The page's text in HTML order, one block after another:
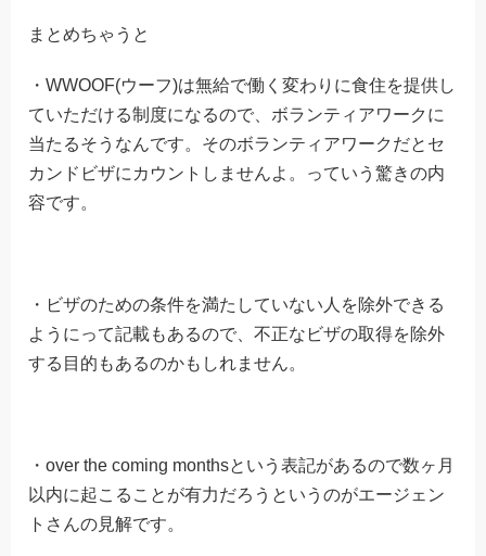
まとめちゃうと
・WWOOF(ウーフ)は無給で働く変わりに食住を提供し
ていただける制度になるので、ボランティアワークに
当たるそうなんです。そのボランティアワークだとセ
カンドビザにカウントしませんよ。っていう驚きの内
容です。
・ビザのための条件を満たしていない人を除外できる
ようにって記載もあるので、不正なビザの取得を除外
する目的もあるのかもしれません。
・over the coming monthsという表記があるので数ヶ月
以内に起こることが有力だろうというのがエージェン
トさんの見解です。